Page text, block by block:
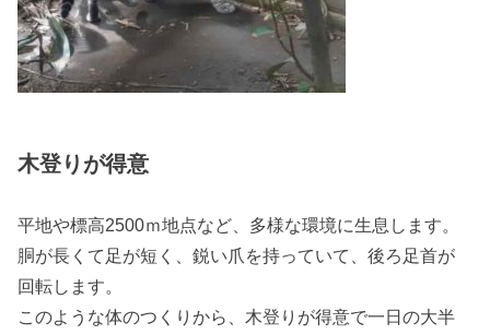
木登りが得意
平地や標高2500ｍ地点など、多様な環境に生息します。
胴が長くて足が短く、鋭い爪を持っていて、後ろ足首が
回転します。
このような体のつくりから、木登りが得意で一日の大半